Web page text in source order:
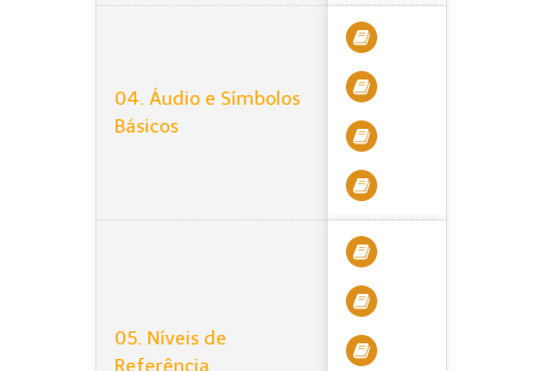
04. Áudio e Símbolos
Básicos
05. Níveis de
Referência